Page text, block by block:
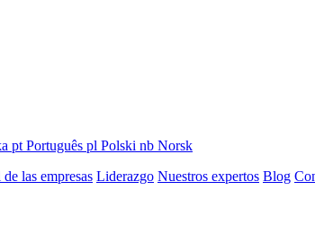
pt Português pl Polski nb Norsk
las empresas Liderazgo Nuestros expertos Blog